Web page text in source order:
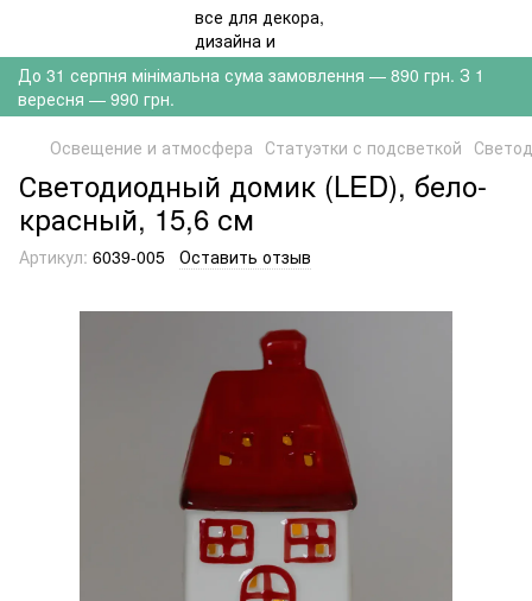
До 31 серпня мінімальна сума замовлення — 890 грн. З 1
вересня — 990 грн.
Освещение и атмосфера Статуэтки с подсветкой
Светодиодный домик (LED), бело-
красный, 15,6 см
Артикул: 6039-005 Оставить отзыв